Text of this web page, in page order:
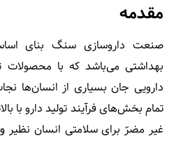
مقدمه
صنعت داروسازی سنگ بنای
بهداشتی می‌باشد که با
دارویی جان بسیاری از انسان‌ها
تمام بخش‌های فرآیند تولید دارو با
غیر مضرّ برای سلامتی انسان نظیر